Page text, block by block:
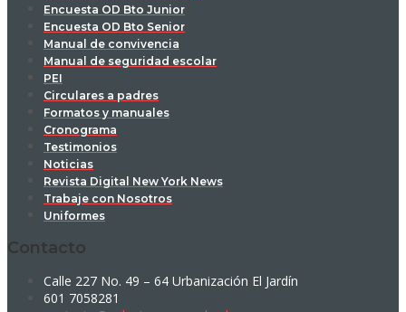
Encuesta OD Bto Junior
Encuesta OD Bto Senior
Manual de convivencia
Manual de seguridad escolar
PEI
Circulares a padres
Formatos y manuales
Cronograma
Testimonios
Noticias
Revista Digital New York News
Trabaje con Nosotros
Uniformes
Contacto
Calle 227 No. 49 – 64 Urbanización El Jardín
601 7058281